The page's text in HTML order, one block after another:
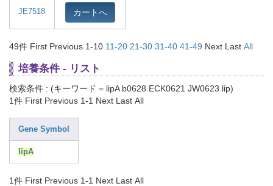
JE7518 カートへ
49件 First Previous 1-10 11-20 21-30 31-40 41-49 Next Last All
培養条件 - リスト
検索条件 : (キーワード = lipA b0628 ECK0621 JW0623 lip)
1件 First Previous 1-1 Next Last All
Gene Symbol
lipA
1件 First Previous 1-1 Next Last All